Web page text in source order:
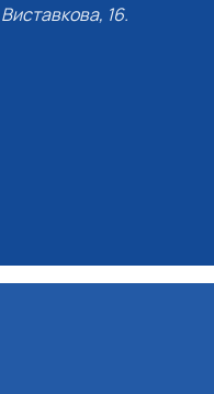
16.